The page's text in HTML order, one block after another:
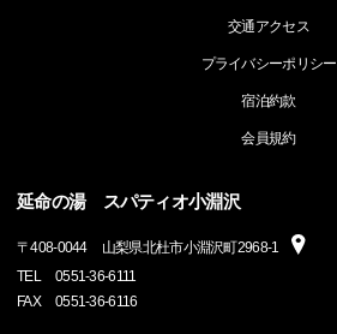
交通アクセス
プライバシーポリシー
宿泊約款
会員規約
延命の湯 スパティオ小淵沢
〒408-0044
山梨県北杜市小淵沢町2968-1
TEL
0551-36-6111
FAX
0551-36-6116